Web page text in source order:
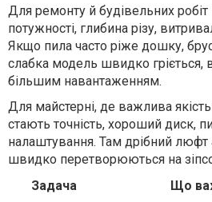
Для ремонту й будівельних
потужності, глибина різу,
Якщо пила часто ріже дошку,
слабка модель швидко гріється,
більшим навантаженням.
Для майстерні, де важлива
стають точність, хороший диск,
налаштування. Там дрібний
швидко перетворюються на
Задача
Що